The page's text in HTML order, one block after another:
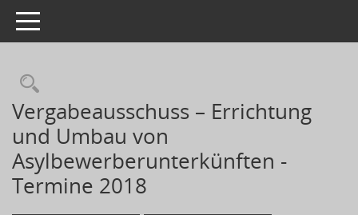
Toggle navigation
Vergabeausschuss – Errichtung
und Umbau von
Asylbewerberunterkünften -
Termine 2018